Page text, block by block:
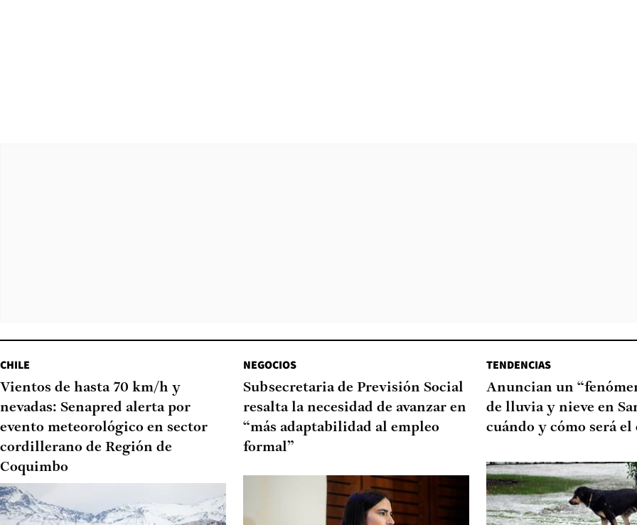
CHILE
Vientos de hasta 70 km/h y
nevadas: Senapred alerta por
evento meteorológico en sector
cordillerano de Región de
Coquimbo
NEGOCIOS
Subsecretaria de Previsión Social
resalta la necesidad de avanzar en
“más adaptabilidad al empleo
formal”
TENDENCIAS
Anuncian un
de lluvia y nieve en
cuándo y cómo será el